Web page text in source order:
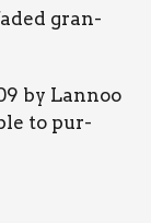
gran­
by Lan­noo
to pur­